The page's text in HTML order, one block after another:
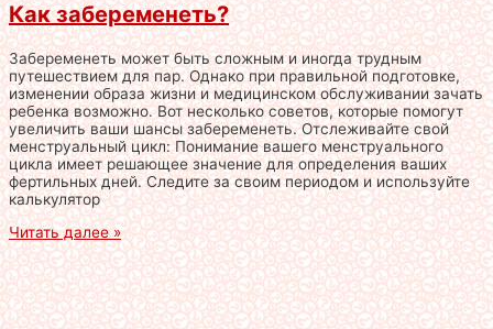
Как забеременеть?
Забеременеть может быть сложным и иногда трудным
путешествием для пар. Однако при правильной подготовке,
изменении образа жизни и медицинском обслуживании зачать
ребенка возможно. Вот несколько советов, которые помогут
увеличить ваши шансы забеременеть. Отслеживайте свой
менструальный цикл: Понимание вашего менструального
цикла имеет решающее значение для определения ваших
фертильных дней. Следите за своим периодом и используйте
калькулятор
Читать далее »